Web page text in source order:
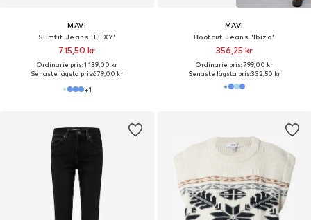
MAVI
Slimfit Jeans 'LEXY'
715,50 kr
Ordinarie pris: 1 139,00 kr
Senaste lägsta pris:679,00 kr
+1
MAVI
Bootcut Jeans 'Ibiza'
356,25 kr
Ordinarie pris: 799,00 kr
Senaste lägsta pris:332,50 kr